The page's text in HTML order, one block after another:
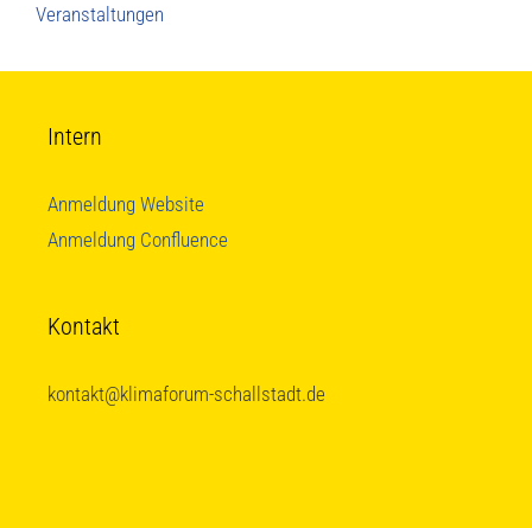
Veranstaltungen
Intern
Anmeldung Website
Anmeldung Confluence
Kontakt
kontakt@klimaforum-schallstadt.de